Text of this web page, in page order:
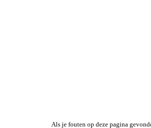
Als je fouten op deze pagina